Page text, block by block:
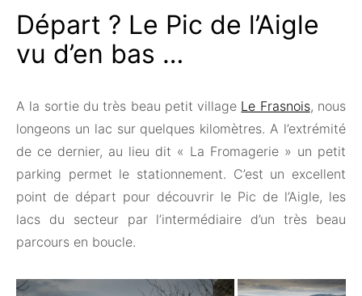
Départ ? Le Pic de l’Aigle
vu d’en bas …
A la sortie du très beau petit village Le Frasnois, nous
longeons un lac sur quelques kilomètres. A l’extrémité
de ce dernier, au lieu dit « La Fromagerie » un petit
parking permet le stationnement. C’est un excellent
point de départ pour découvrir le Pic de l’Aigle, les
lacs du secteur par l’intermédiaire d’un très beau
parcours en boucle.